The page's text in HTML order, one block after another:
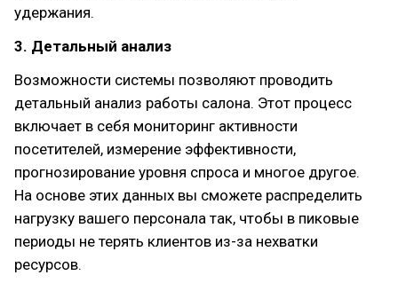
удержания.
3. Детальный анализ
Возможности системы позволяют проводить
детальный анализ работы салона. Этот процесс
включает в себя мониторинг активности
посетителей, измерение эффективности,
прогнозирование уровня спроса и многое другое.
На основе этих данных вы сможете распределить
нагрузку вашего персонала так, чтобы в пиковые
периоды не терять клиентов из-за нехватки
ресурсов.